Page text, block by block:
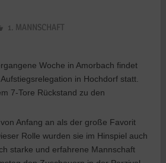
1. MANNSCHAFT
Woche in Amorbach findet
in Hochdorf statt.
7-Tore Rückstand zu den
Anfang an als der große Favorit
Rolle wurden sie im Hinspiel auch
starke und erfahrene Mannschaft